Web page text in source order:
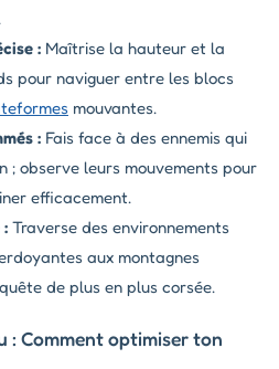
: Maîtrise la hauteur et la
pour naviguer entre les blocs
mouvantes.
: Fais face à des ennemis qui
observe leurs mouvements pour
efficacement.
Traverse des environnements
aux montagnes
de plus en plus corsée.
: Comment optimiser ton